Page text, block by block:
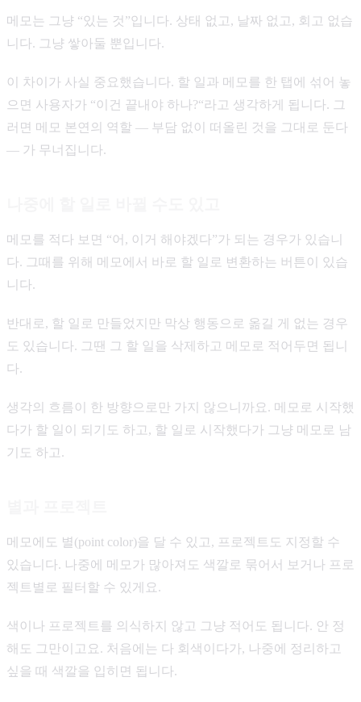
메모는 그냥 “있는 것”입니다. 상태 없고, 날짜 없고, 회고 없습
니다. 그냥 쌓아둘 뿐입니다.
이 차이가 사실 중요했습니다. 할 일과 메모를 한 탭에 섞어 놓
으면 사용자가 “이건 끝내야 하나?“라고 생각하게 됩니다. 그
러면 메모 본연의 역할 — 부담 없이 떠올린 것을 그대로 둔다
— 가 무너집니다.
메모를 적다 보면 “어, 이거 해야겠다”가 되는 경우가 있습니
다. 그때를 위해 메모에서 바로 할 일로 변환하는 버튼이 있습
니다.
반대로, 할 일로 만들었지만 막상 행동으로 옮길 게 없는 경우
도 있습니다. 그땐 그 할 일을 삭제하고 메모로 적어두면 됩니
다.
생각의 흐름이 한 방향으로만 가지 않으니까요. 메모로 시작했
다가 할 일이 되기도 하고, 할 일로 시작했다가 그냥 메모로 남
기도 하고.
메모에도 별(point color)을 달 수 있고, 프로젝트도 지정할 수
있습니다. 나중에 메모가 많아져도 색깔로 묶어서 보거나 프로
젝트별로 필터할 수 있게요.
색이나 프로젝트를 의식하지 않고 그냥 적어도 됩니다. 안 정
해도 그만이고요. 처음에는 다 회색이다가, 나중에 정리하고
싶을 때 색깔을 입히면 됩니다.